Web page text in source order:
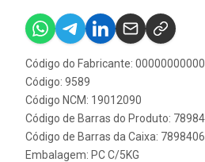
Código do Fabricante:
Código: 9589
Código NCM: 19012090
Código de Barras do Produto:
Código de Barras da Caixa:
Embalagem: PC C/5KG